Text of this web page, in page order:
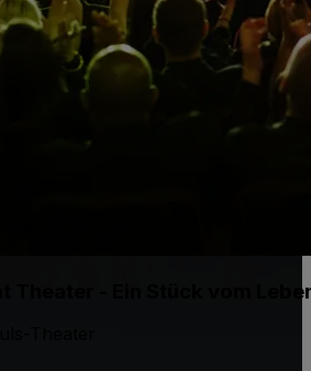
Theater - Ein Stück vom